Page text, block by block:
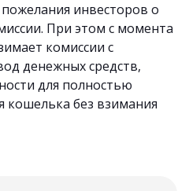
инвесторов о
При этом с момента
комиссии с
денежных средств,
для полностью
кошелька без взимания